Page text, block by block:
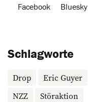
Facebook Bluesky
Schlagworte
Drop Eric Guyer
NZZ
Störaktion